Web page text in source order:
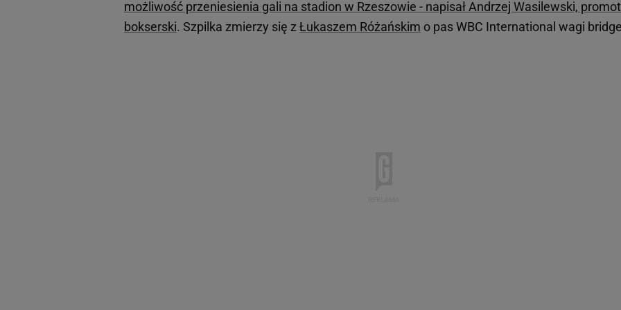
możliwość przeniesienia gali na stadion w Rzeszowie - napisał Andrzej Wasilewski,
bokserski. Szpilka zmierzy się zŁukaszem Różańskim o pas WBC International wagi